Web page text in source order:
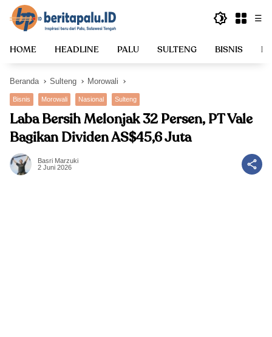
Langsung
konten
☰
HOME HEADLINE PALU SULTENG BISNIS
Beranda Sulteng Morowali
Bisnis Morowali Nasional Sulteng
Laba Bersih Melonjak 32 Persen, PT Vale
Bagikan Dividen AS$45,6 Juta
Basri Marzuki
2 Juni 2026